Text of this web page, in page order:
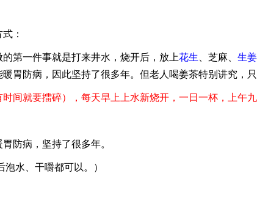
：
第一件事就是打来井水，烧开后，放上花生 、芝麻、 生姜
胃防病，因此坚持了很多年。但老人喝姜茶特别讲究，
时间就要擂碎），每天早上上水新烧开，一日一杯，上午九
防病，坚持了很多年。
泡水、干嚼都可以。）